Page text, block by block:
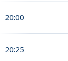
20:00
20:25